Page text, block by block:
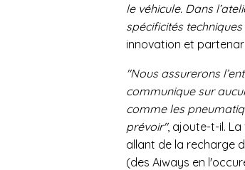
le véhicule. Dans
spécificités
innovation et
"Nous assurerons
communique sur
comme les
prévoir", ajoute-t-il.
allant de la recharge
(des Aiways en